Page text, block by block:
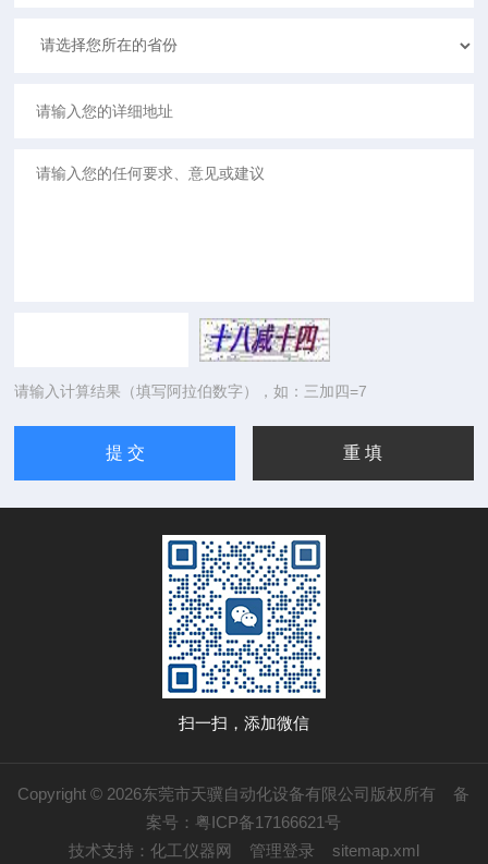
请输入计算结果（填写阿拉伯数字），如：三加四=7
扫一扫，添加微信
Copyright © 2026东莞市天骥自动化设备有限公司版权所有 备
案号：粤ICP备17166621号
技术支持： 化工仪器网 管理登录 sitemap.xml